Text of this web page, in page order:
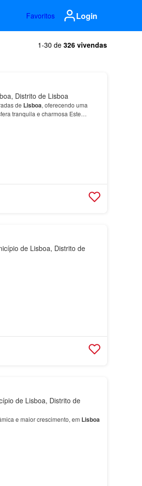
Favoritos Login
1-30 de 326 vivendas
Distrito de Lisboa
de Lisboa, oferecendo uma
tranquila e charmosa Este
precisamente ne…
de Lisboa, Distrito de
de Lisboa, Distrito de
e maior crescimento, em Lisboa